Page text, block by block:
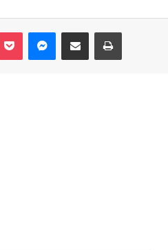
Pocket Messenger
Compartilhar via e-mail Imprimir